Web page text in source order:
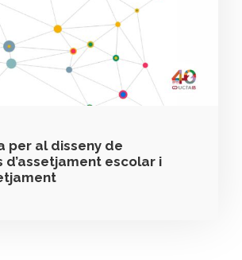
per al disseny de
d’assetjament escolar i